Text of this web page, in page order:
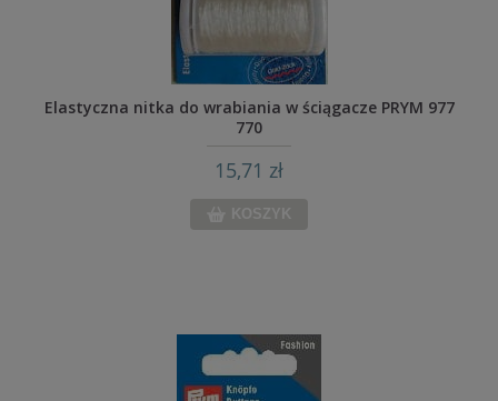
Elastyczna nitka do wrabiania w ściągacze PRYM 977
770
15,71 zł
KOSZYK